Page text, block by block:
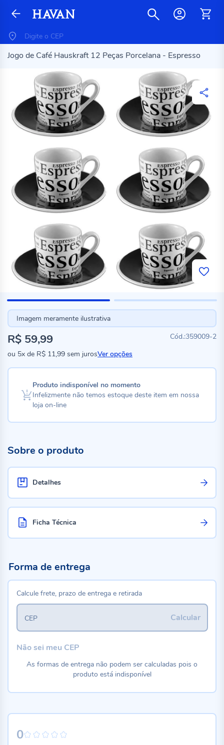
Jogo de Café Hauskraft 12 Peças Porcelana - Espresso
Imagem meramente ilustrativa
359009-2
R$ 59,99
ou 5x de R$ 11,99 sem jurosVer opções
Produto indisponível no momento
Infelizmente não temos estoque deste item em nossa
loja on-line
Sobre o produto
Detalhes
Ficha Técnica
0
Forma de entrega
Calcule frete, prazo de entrega e retirada
Calcular
CEP
Não sei meu CEP
As formas de entrega não podem ser calculadas pois o
produto está indisponível